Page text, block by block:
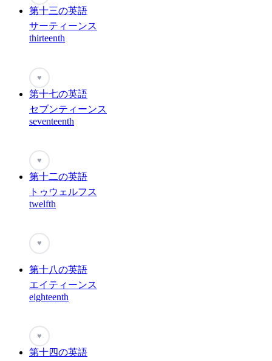
第十三の英語
サーティーンス
thirteenth
♥
第十七の英語
セブンティーンス
seventeenth
♥
第十二の英語
トゥウェルフス
twelfth
♥
第十八の英語
エイティーンス
eighteenth
♥
第十四の英語